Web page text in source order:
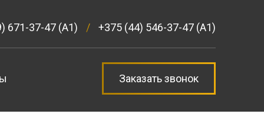
671-37-47 (А1) / +375 (44) 546-37-47 (А1)
Заказать звонок